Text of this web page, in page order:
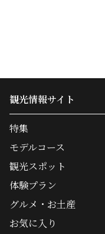
観光情報サイト
特集
モデルコース
観光スポット
体験プラン
グルメ・お土産
お気に入り